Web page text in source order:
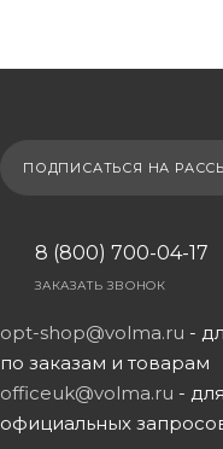
ПОДПИСАТЬСЯ НА
8 (800) 700-04-17
ЗАКАЗАТЬ ЗВОНОК
opt-shop@volma.ru -
по заказам и товарам
officeuk@volma.ru - для
официальных